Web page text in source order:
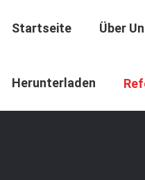
Startseite Über
Herunterladen
Intelligenter Hotel-
Zugangskontrollsystem